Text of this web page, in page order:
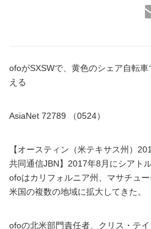
ofoがSXSWで、黄色のシェア自転
える
AsiaNet 72789 （0524）
【オースティン（米テキサス州）
共同通信JBN】2017年8月にシアト
ofoはカリフォルニア州、マサチュ
米国の複数の地域に拡大してきた。
ofoの北米部門責任者、クリス・テ